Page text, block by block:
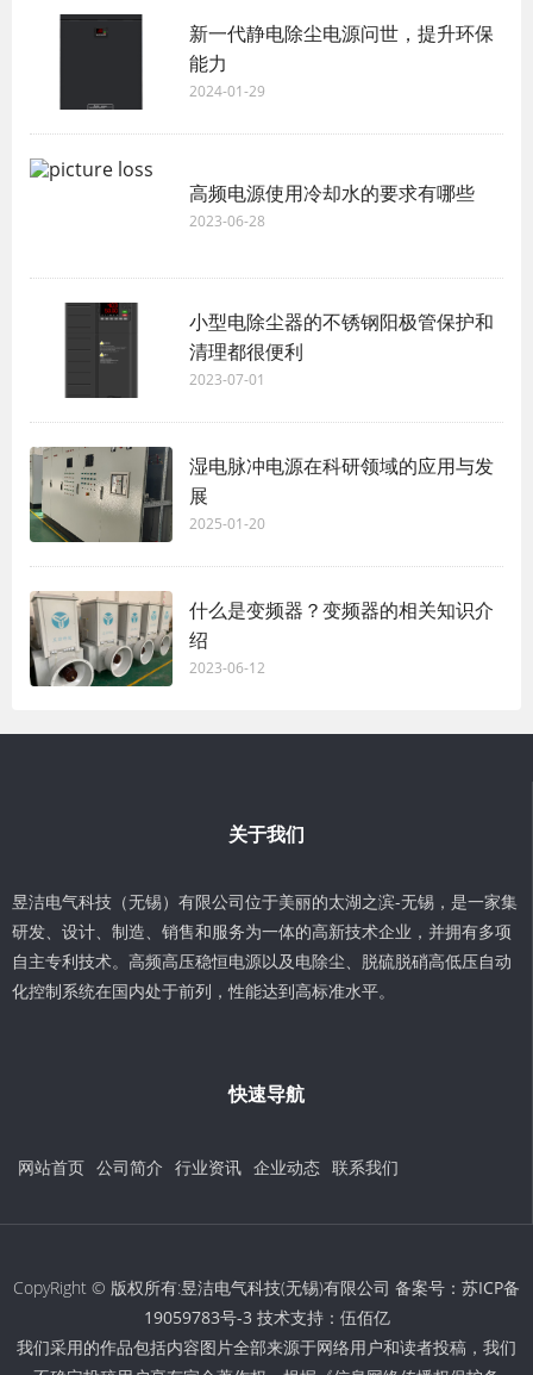
新一代静电除尘电源问世，提升环保
能力
2024-01-29
高频电源使用冷却水的要求有哪些
2023-06-28
小型电除尘器的不锈钢阳极管保护和
清理都很便利
2023-07-01
湿电脉冲电源在科研领域的应用与发
展
2025-01-20
什么是变频器？变频器的相关知识介
绍
2023-06-12
关于我们
昱洁电气科技（无锡）有限公司位于美丽的太湖之滨-无锡，是一家集
研发、设计、制造、销售和服务为一体的高新技术企业，并拥有多项
自主专利技术。高频高压稳恒电源以及电除尘、脱硫脱硝高低压自动
化控制系统在国内处于前列，性能达到高标准水平。
快速导航
网站首页 公司简介 行业资讯 企业动态 联系我们
CopyRight © 版权所有:昱洁电气科技(无锡)有限公司 备案号： 苏ICP备
19059783号-3 技术支持： 伍佰亿
我们采用的作品包括内容图片全部来源于网络用户和读者投稿，我们